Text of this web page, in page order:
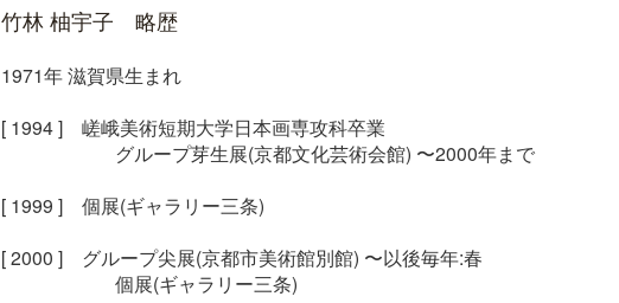
竹林 柚宇子 略歴
1971年 滋賀県生まれ
[ 1994 ]　嵯峨美術短期大学日本画専攻科卒業
グループ芽生展(京都文化芸術会館) 〜2000年まで
[ 1999 ]　個展(ギャラリー三条)
[ 2000 ]　グループ尖展(京都市美術館別館) 〜以後毎年:春
個展(ギャラリー三条)